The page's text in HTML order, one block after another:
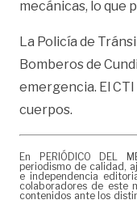
mecánicas, lo que
La Policía de
Bomberos de
emergencia. El
cuerpos.
En PERIÓDICO DEL
periodismo de calidad,
e independencia
colaboradores de este
contenidos ante los